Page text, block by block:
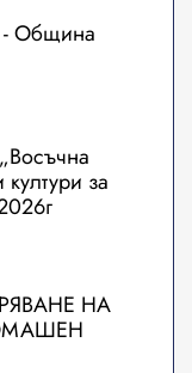
- Община
за
НА